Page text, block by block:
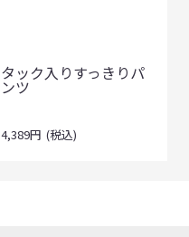
タック入りすっきりパ
ンツ
4,389円 (税込)